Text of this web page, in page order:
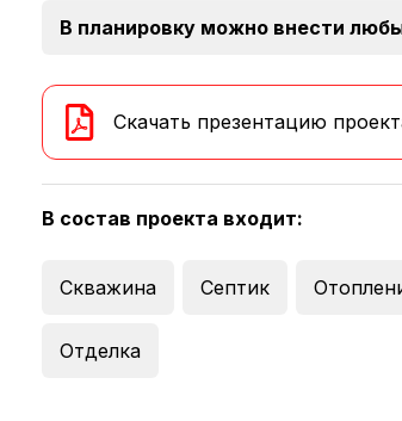
В планировку можно внести
Скачать презентацию
В состав проекта входит:
Скважина Септик
Отделка